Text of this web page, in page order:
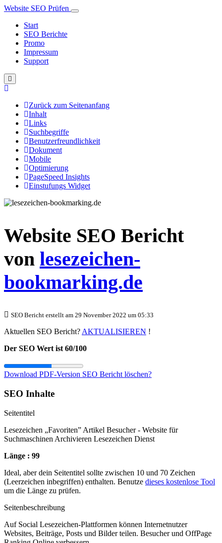
Website SEO Prüfen
Start
SEO Berichte
Promo
Impressum
Support
Zurück zum Seitenanfang
Inhalt
Links
Suchbegriffe
Benutzerfreundlichkeit
Dokument
Mobile
Optimierung
PageSpeed Insights
Einstufungs Widget
Website SEO Bericht
von lesezeichen-
bookmarking.de
SEO Bericht erstellt am 29 November 2022 um 05:33
Aktuellen SEO Bericht? AKTUALISIEREN !
Der SEO Wert ist 60/100
Download PDF-Version SEO Bericht löschen?
SEO Inhalte
Seitentitel
Lesezeichen „Favoriten” Artikel Besucher - Website für
Suchmaschinen Archivieren Lesezeichen Dienst
Länge : 99
Ideal, aber dein Seitentitel sollte zwischen 10 und 70 Zeichen
(Leerzeichen inbegriffen) enthalten. Benutze dieses kostenlose Tool
um die Länge zu prüfen.
Seitenbeschreibung
Auf Social Lesezeichen-Plattformen können Internetnutzer
Websites, Beiträge, Posts und Bilder teilen. Besucher und OffPage